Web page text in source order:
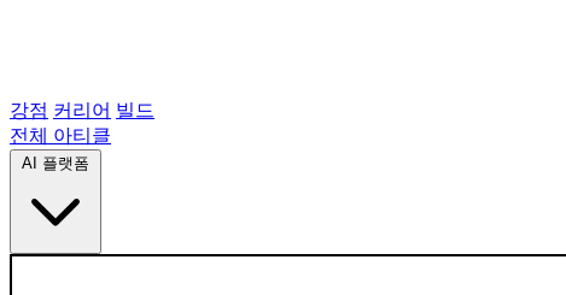
강점 커리어 빌드
전체 아티클
AI 플랫폼